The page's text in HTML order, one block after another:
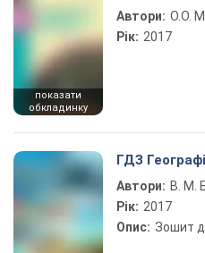
показати
обкладинку
Автори: О.О.
Рік: 2017
ГДЗ
Автори: В. М.
Рік: 2017
Опис: Зошит